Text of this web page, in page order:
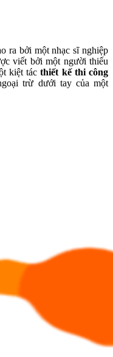
ra bởi một nhạc sĩ nghiệp
viết bởi một người thiếu
kiệt tác thiết kế thi công
trừ dưới tay của một